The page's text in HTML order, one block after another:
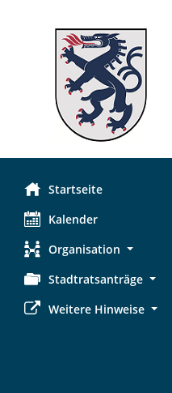
Startseite
Kalender
Organisation
Stadtratsanträge
Weitere Hinweise